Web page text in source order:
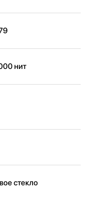
нит
стекло